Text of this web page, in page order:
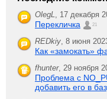
OlegL, 17 декабря
Перекличка 21
REDkiy, 8 июня
Как «замокать»
fhunter, 29 ноября
Проблема с
добавить его в